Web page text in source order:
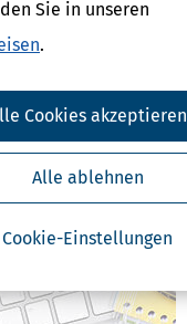
Sie in unseren
.
Cookie-Einstellungen
Alle ablehnen
Cookies akzeptieren